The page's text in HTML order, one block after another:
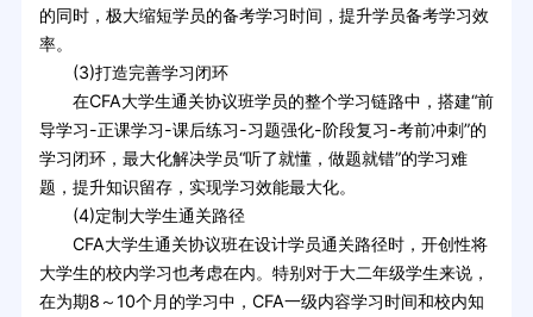
的同时，极大缩短学员的备考学习时间，提升学员备考学习效
率。
(3)打造完善学习闭环
在CFA大学生通关协议班学员的整个学习链路中，搭建“前
导学习-正课学习-课后练习-习题强化-阶段复习-考前冲刺”的
学习闭环，最大化解决学员“听了就懂，做题就错”的学习难
题，提升知识留存，实现学习效能最大化。
(4)定制大学生通关路径
CFA大学生通关协议班在设计学员通关路径时，开创性将
大学生的校内学习也考虑在内。特别对于大二年级学生来说，
在为期8～10个月的学习中，CFA一级内容学习时间和校内知